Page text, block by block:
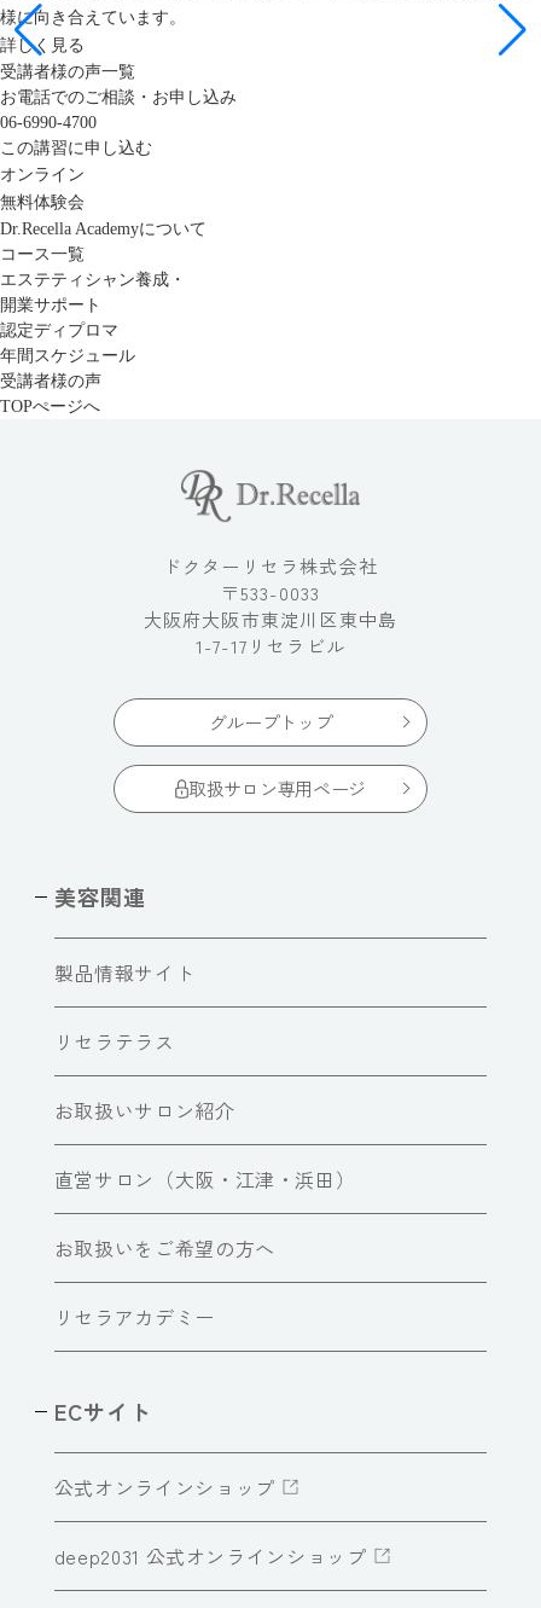
様に向き合えています。
詳しく見る
受講者様の声一覧
お電話でのご相談・お申し込み
06-6990-4700
この講習に申し込む
オンライン
無料体験会
Dr.Recella Academyについて
コース一覧
エステティシャン養成・
開業サポート
認定ディプロマ
年間スケジュール
受講者様の声
TOPぺージへ
ドクターリセラ株式会社
〒533-0033
大阪府大阪市東淀川区東中島
1-7-17リセラビル
グループトップ
取扱サロン専用ページ
美容関連
製品情報サイト
リセラテラス
お取扱いサロン紹介
直営サロン（大阪・江津・浜田）
お取扱いをご希望の方へ
リセラアカデミー
ECサイト
公式オンラインショップ
deep2031 公式オンラインショップ